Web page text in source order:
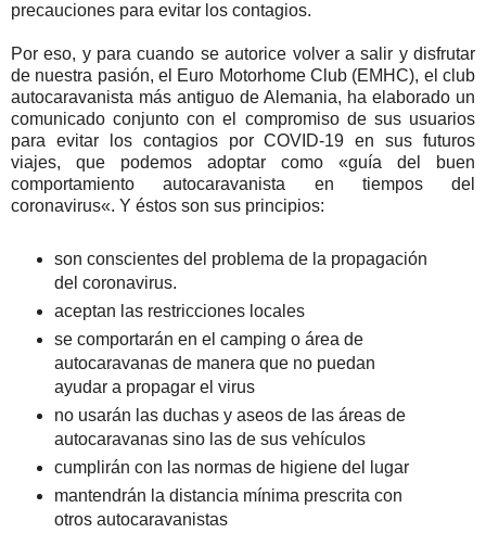
precauciones para evitar los contagios.
Por eso, y para cuando se autorice volver a salir y disfrutar
de nuestra pasión, el Euro Motorhome Club (EMHC), el club
autocaravanista más antiguo de Alemania, ha elaborado un
comunicado conjunto con el compromiso de sus usuarios
para evitar los contagios por COVID-19 en sus futuros
viajes, que podemos adoptar como «guía del buen
comportamiento autocaravanista en tiempos del
coronavirus«. Y éstos son sus principios:
son conscientes del problema de la propagación
del coronavirus.
aceptan las restricciones locales
se comportarán en el camping o área de
autocaravanas de manera que no puedan
ayudar a propagar el virus
no usarán las duchas y aseos de las áreas de
autocaravanas sino las de sus vehículos
cumplirán con las normas de higiene del lugar
mantendrán la distancia mínima prescrita con
otros autocaravanistas